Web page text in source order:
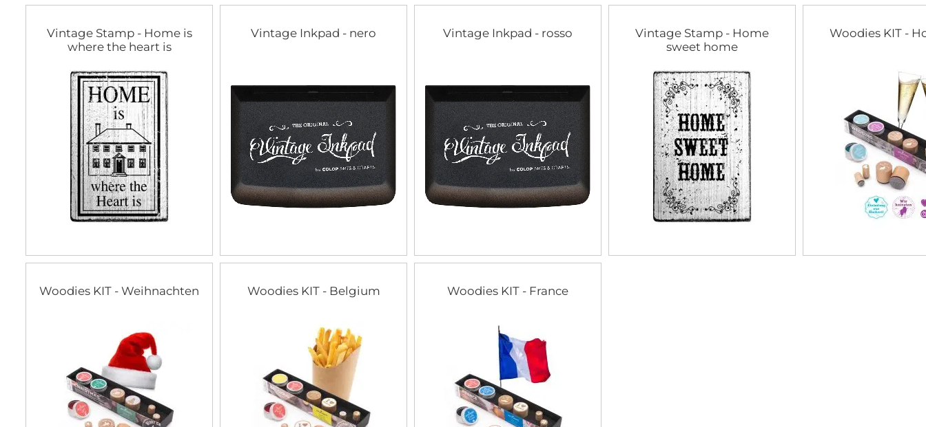
Vintage Stamp - Home is
where the heart is
Vintage Inkpad - nero Vintage Inkpad - rosso
Vintage Stamp - Home
sweet home
Woodies KIT -
Woodies KIT - Weihnachten Woodies KIT - Belgium Woodies KIT - France